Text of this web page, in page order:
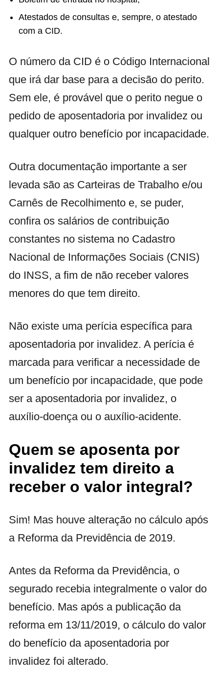
Atestados de consultas e, sempre, o atestado
com a CID.
O número da CID é o Código Internacional
que irá dar base para a decisão do perito.
Sem ele, é provável que o perito negue o
pedido de aposentadoria por invalidez ou
qualquer outro benefício por incapacidade.
Outra documentação importante a ser
levada são as Carteiras de Trabalho e/ou
Carnês de Recolhimento e, se puder,
confira os salários de contribuição
constantes no sistema no Cadastro
Nacional de Informações Sociais (CNIS)
do INSS, a fim de não receber valores
menores do que tem direito.
Não existe uma perícia específica para
aposentadoria por invalidez. A perícia é
marcada para verificar a necessidade de
um benefício por incapacidade, que pode
ser a aposentadoria por invalidez, o
auxílio-doença ou o auxílio-acidente.
Quem se aposenta por
invalidez tem direito a
receber o valor integral?
Sim! Mas houve alteração no cálculo após
a Reforma da Previdência de 2019.
Antes da Reforma da Previdência, o
segurado recebia integralmente o valor do
benefício. Mas após a publicação da
reforma em 13/11/2019, o cálculo do valor
do benefício da aposentadoria por
invalidez foi alterado.